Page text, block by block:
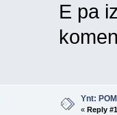
E pa
Ynt:
« Reply